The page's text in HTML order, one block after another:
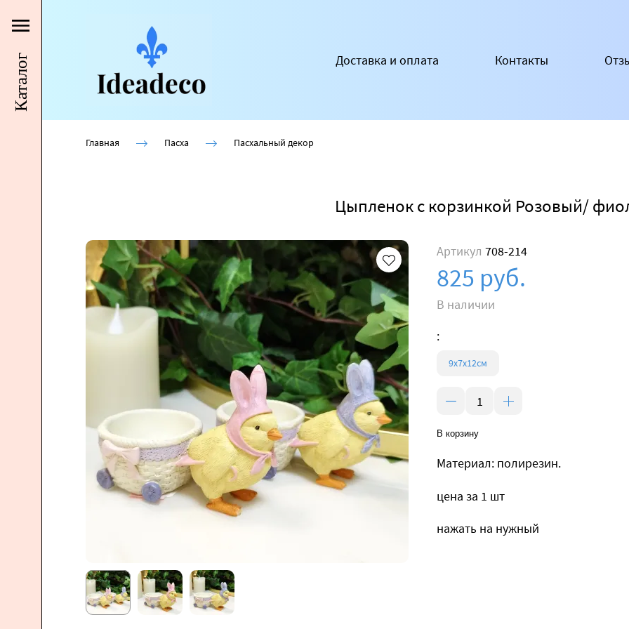
Доставка и оплата Контакты
Каталог
Главная Пасха Пасхальный декор
Цыпленок с корзинкой Розовый/
Артикул 708-214
825 руб.
В наличии
:
9х7х12см
В корзину
Материал: полирезин.
цена за 1 шт
нажать на нужный